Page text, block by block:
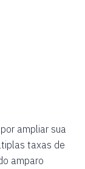
ampliar sua
taxas de
amparo